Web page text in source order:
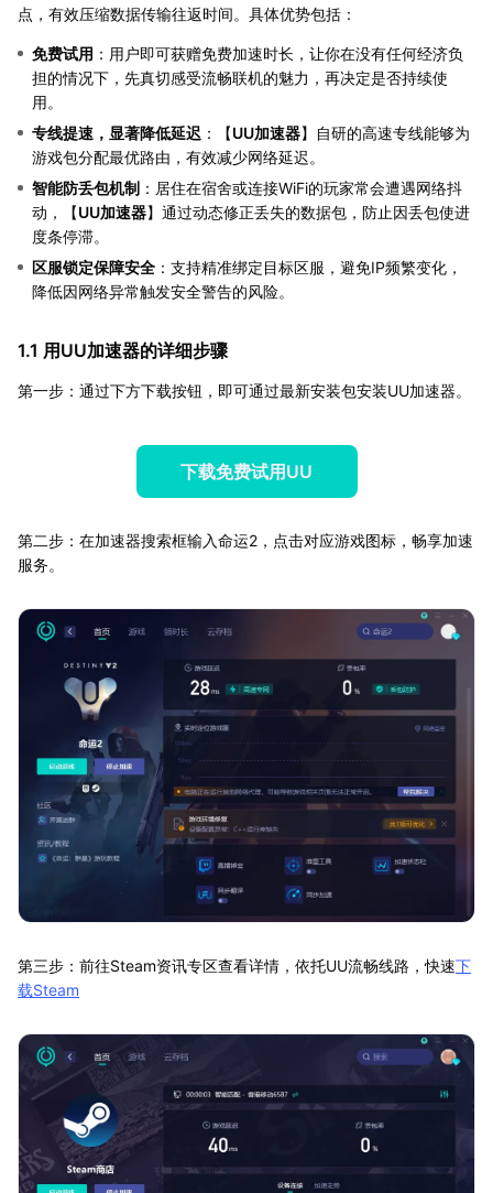
点，有效压缩数据传输往返时间。具体优势包括：
免费试用 ：用户即可获赠免费加速时长，让你在没有任何经济负
担的情况下，先真切感受流畅联机的魅力，再决定是否持续使
用。
专线提速，显著降低延迟 ：【UU加速器】自研的高速专线能够为
游戏包分配最优路由，有效减少网络延迟。
智能防丢包机制 ：居住在宿舍或连接WiFi的玩家常会遭遇网络抖
动，【UU加速器】通过动态修正丢失的数据包，防止因丢包使进
度条停滞。
区服锁定保障安全 ：支持精准绑定目标区服，避免IP频繁变化，
降低因网络异常触发安全警告的风险。
1.1 用UU加速器的详细步骤
第一步：通过下方下载按钮，即可通过最新安装包安装UU加速器。
下载免费试用UU
第二步：在加速器搜索框输入命运2，点击对应游戏图标，畅享加速
服务。
第三步：前往Steam资讯专区查看详情，依托UU流畅线路，快速下
载Steam